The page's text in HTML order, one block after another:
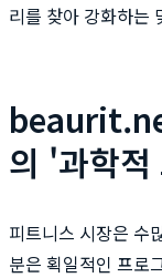
리를 찾아 강화하는
의 '과학
피트니스 시장은 수
분은 획일적인 프